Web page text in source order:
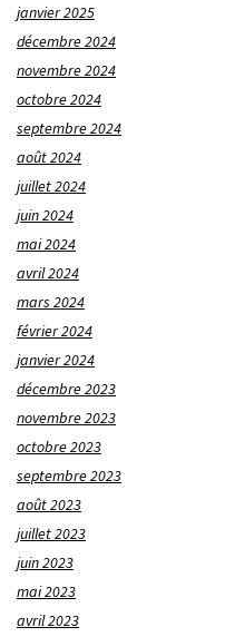
janvier 2025
décembre 2024
novembre 2024
octobre 2024
septembre 2024
août 2024
juillet 2024
juin 2024
mai 2024
avril 2024
mars 2024
février 2024
janvier 2024
décembre 2023
novembre 2023
octobre 2023
septembre 2023
août 2023
juillet 2023
juin 2023
mai 2023
avril 2023